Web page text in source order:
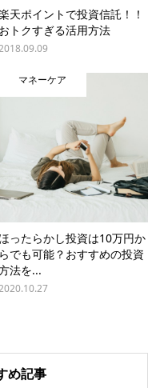
天ポイントで投資信託！！
おトクすぎる活用方法
マネーケア
ったらかし投資は10万円か
らでも可能？おすすめの投資
法を...
め記事